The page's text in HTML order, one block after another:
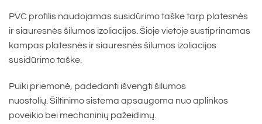
PVC profilis naudojamas susidūrimo taške tarp platesnės
ir siauresnės šilumos izoliacijos. Šioje vietoje sustiprinamas
kampas platesnės ir siauresnės šilumos izoliacijos
susidūrimo taške.
Puiki priemonė, padedanti išvengti šilumos
nuostolių. Šiltinimo sistema apsaugoma nuo aplinkos
poveikio bei mechaninių pažeidimų.